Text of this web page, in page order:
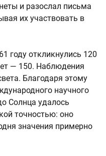
и разослал письма
их участвовать в
году откликнулись 120
— 150. Наблюдения
Благодаря этому
научного
Солнца удалось
точностью: оно
значения примерно